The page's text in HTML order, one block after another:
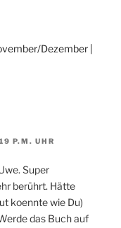
Dezember |
P.M. UHR
Super
berührt. Hätte
koennte wie Du)
das Buch auf